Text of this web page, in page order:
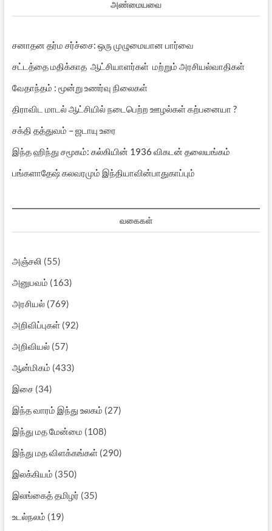
அண்மையவை
சனாதன தர்ம சர்ச்சை: ஒரு முழுமையான பார்வை
சட்டத்தை மதிக்காத ஆட்சியாளர்கள் மற்றும் அரசியல்வாதிகள்
வேதாந்தம் : மூன்று உணர்வு நிலைகள்
திராவிட மாடல் ஆட்சியில் நடைபெற்ற ஊழல்கள் கற்பனையா ?
சக்தி தத்துவம் – ஜடாயு உரை
இந்த ஹிந்து சமூகம்: கல்கியின் 1936 விகடன் தலையங்கம்
பங்களாதேஷ் கலவரமும் இந்தியாவின்பாதுகாப்பும்
வகைகள்
அஞ்சலி (55)
அனுபவம் (163)
அரசியல்(769)
அறிவிப்புகள்(92)
அறிவியல்(57)
ஆன்மிகம் (433)
இசை(34)
இந்த வாரம் இந்து உலகம் (27)
இந்து மத மேன்மை (108)
இந்து மத விளக்கங்கள்(290)
இலக்கியம் (350)
இலங்கைத் தமிழர் (35)
உடல்நலம் (19)